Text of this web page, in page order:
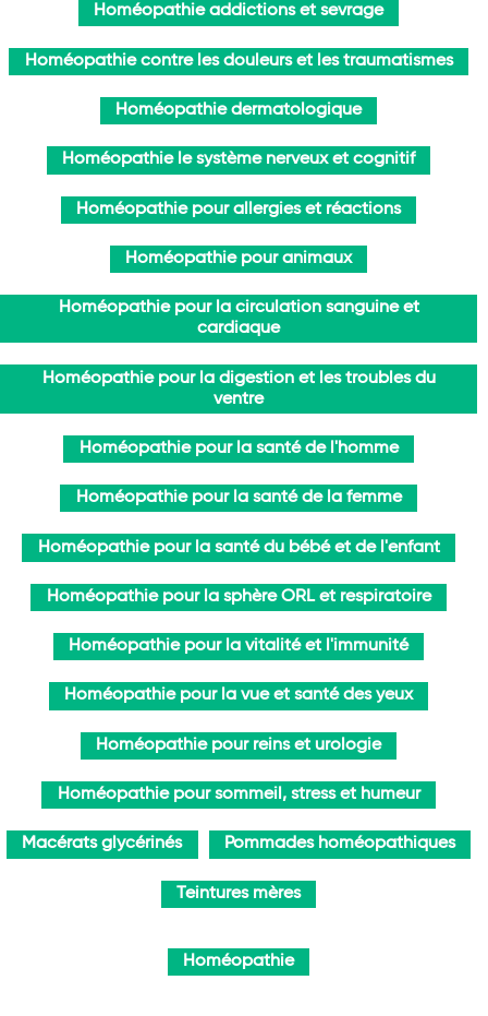
Homéopathie addictions et sevrage
Homéopathie contre les douleurs et les traumatismes
Homéopathie dermatologique
Homéopathie le système nerveux et cognitif
Homéopathie pour allergies et réactions
Homéopathie pour animaux
Homéopathie pour la circulation sanguine et
cardiaque
Homéopathie pour la digestion et les troubles du
ventre
Homéopathie pour la santé de l'homme
Homéopathie pour la santé de la femme
Homéopathie pour la santé du bébé et de l'enfant
Homéopathie pour la sphère ORL et respiratoire
Homéopathie pour la vitalité et l'immunité
Homéopathie pour la vue et santé des yeux
Homéopathie pour reins et urologie
Homéopathie pour sommeil, stress et humeur
Macérats glycérinés Pommades homéopathiques
Teintures mères
Homéopathie